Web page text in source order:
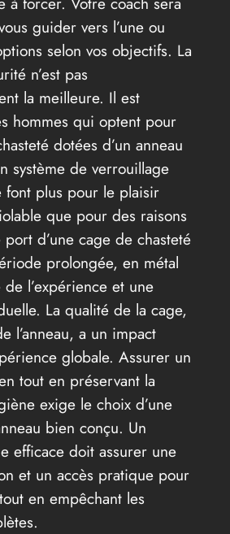
guider vers l’une ou
selon vos objectifs. La
n’est pas
la meilleure. Il est
hommes qui optent pour
dotées d’un anneau
système de verrouillage
font plus pour le plaisir
que pour des raisons
d’une cage de chasteté
prolongée, en métal
l’expérience et une
La qualité de la cage,
l’anneau, a un impact
globale. Assurer un
tout en préservant la
exige le choix d’une
bien conçu. Un
efficace doit assurer une
et un accès pratique pour
en empêchant les